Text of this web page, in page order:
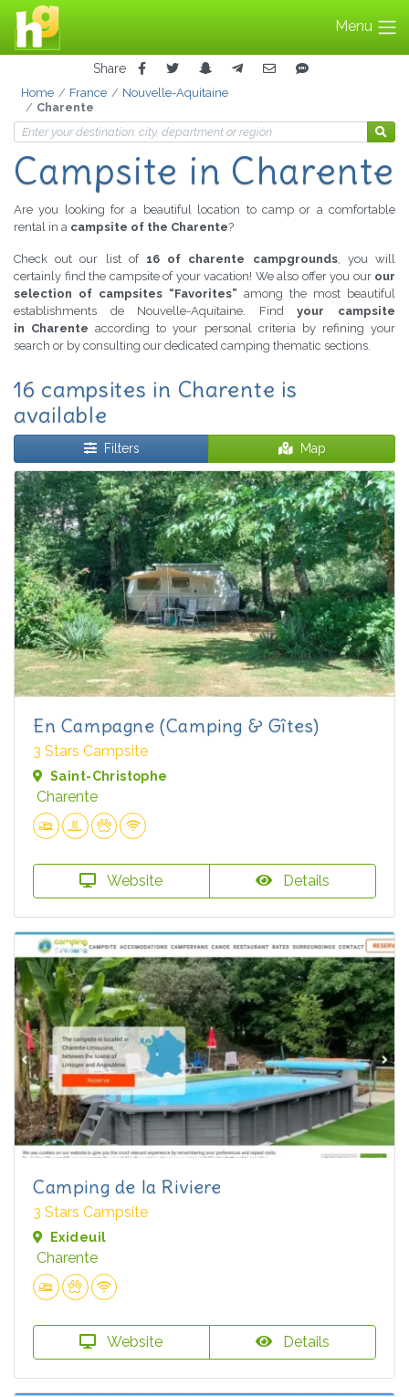
Menu
Share
Home France
Nouvelle-Aquitaine
Charente
Campsite in Charente
Are you looking for a beautiful location to camp or a comfortable
rental in a campsite of the Charente?
Check out our list of 16 of charente campgrounds, you will
certainly find the campsite of your vacation! We also offer you our our
selection of campsites “Favorites” among the most beautiful
establishments de Nouvelle-Aquitaine. Findyour campsite
in Charente according to your personal criteria by refining your
search or by consulting our dedicated camping thematic sections.
16 campsites in Charente is
available
Filters Map
En Campagne (Camping & Gîtes)
3 Stars Campsite
Saint-Christophe
Charente
Website Details
Camping de la Riviere
3 Stars Campsite
Exideuil
Charente
Website Details